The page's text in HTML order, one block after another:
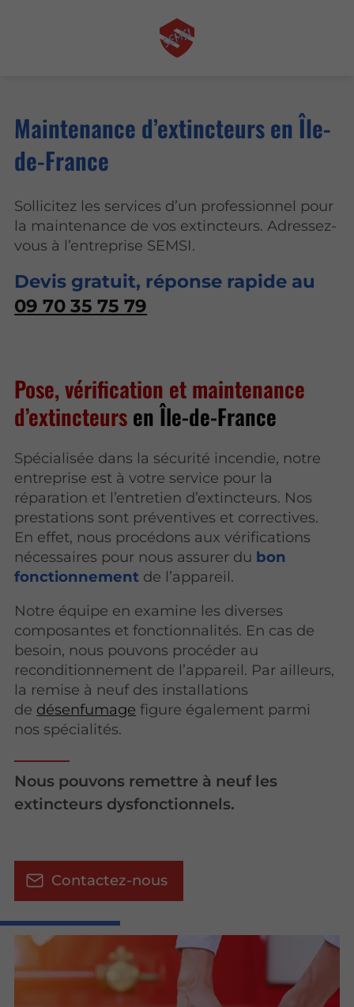
Maintenance d’extincteurs en Île-
de-France
Sollicitez les services d’un professionnel pour
la maintenance de vos extincteurs. Adressez-
vous à l’entreprise SEMSI.
Devis gratuit, réponse rapide au
09 70 35 75 79
Pose, vérification et maintenance
d’extincteursen Île-de-France
Spécialisée dans la sécurité incendie, notre
entreprise est à votre service pour la
réparation et l’entretien d’extincteurs. Nos
prestations sont préventives et correctives.
En effet, nous procédons aux vérifications
nécessaires pour nous assurer du bon
fonctionnement de l’appareil.
Notre équipe en examine les diverses
composantes et fonctionnalités. En cas de
besoin, nous pouvons procéder au
reconditionnement de l’appareil. Par ailleurs,
la remise à neuf des installations
de désenfumage figure également parmi
nos spécialités.
Nous pouvons remettre à neuf les
extincteurs dysfonctionnels.
Contactez-nous